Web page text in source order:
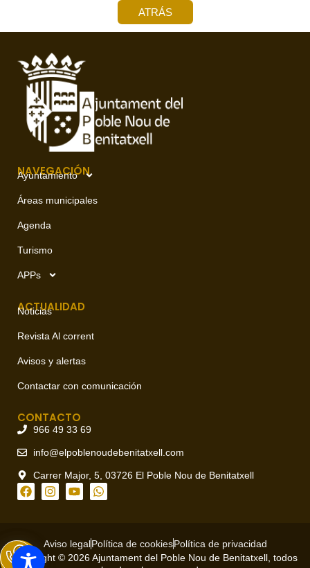
ATRÁS
NAVEGACIÓN
Ayuntamiento
Áreas municipales
Agenda
Turismo
APPs
ACTUALIDAD
Noticias
Revista Al corrent
Avisos y alertas
Contactar con comunicación
CONTACTO
966 49 33 69
info@elpoblenoudebenitatxell.com
Carrer Major, 5, 03726 El Poble Nou de Benitatxell
Aviso legalPolítica de cookiesPolítica de privacidad
Copyright © 2026 Ajuntament del Poble Nou de Benitatxell, todos